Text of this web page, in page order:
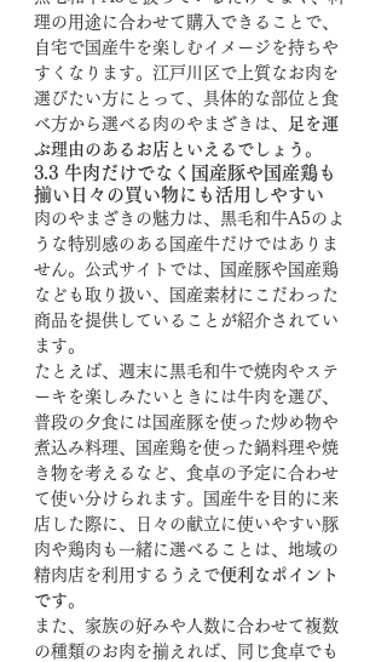
理の用途に合わせて購入できることで、
自宅で国産牛を楽しむイメージを持ちや
すくなります。江戸川区で上質なお肉を
選びたい方にとって、具体的な部位と食
べ方から選べる肉のやまざきは、
足を運
ぶ理由のあるお店といえるでしょう 。
3.3 牛肉だけでなく国産豚や国産鶏も
揃い日々の買い物にも活用しやすい
肉のやまざきの魅力は、黒毛和牛A5のよ
うな特別感のある国産牛だけではありま
せん。公式サイトでは、国産豚や国産鶏
なども取り扱い、国産素材にこだわった
商品を提供していることが紹介されてい
ます。
たとえば、週末に黒毛和牛で焼肉やステ
ーキを楽しみたいときには牛肉を選び、
普段の夕食には国産豚を使った炒め物や
煮込み料理、国産鶏を使った鍋料理や焼
き物を考えるなど、食卓の予定に合わせ
て使い分けられます。国産牛を目的に来
店した際に、日々の献立に使いやすい豚
肉や鶏肉も一緒に選べることは、地域の
精肉店を利用するうえで便利なポイント
です。
また、家族の好みや人数に合わせて複数
の種類のお肉を揃えれば、同じ食卓でも